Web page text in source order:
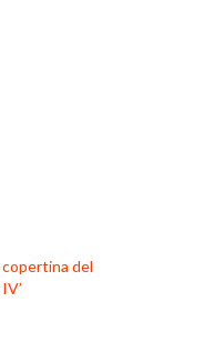
copertina del